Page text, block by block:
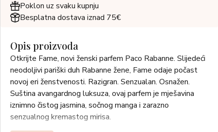
Poklon uz svaku kupnju
Besplatna dostava iznad 75€
Opis proizvoda
Otkrijte Fame, novi ženski parfem Paco Rabanne. Slijedeći
neodoljivi pariški duh Rabanne žene, Fame odaje počast
novoj eri ženstvenosti. Razigran. Senzualan. Osnažen.
Suština avangardnog luksuza, ovaj parfem je mješavina
iznimno čistog jasmina, sočnog manga i zarazno
senzualnog kremastog mirisa.